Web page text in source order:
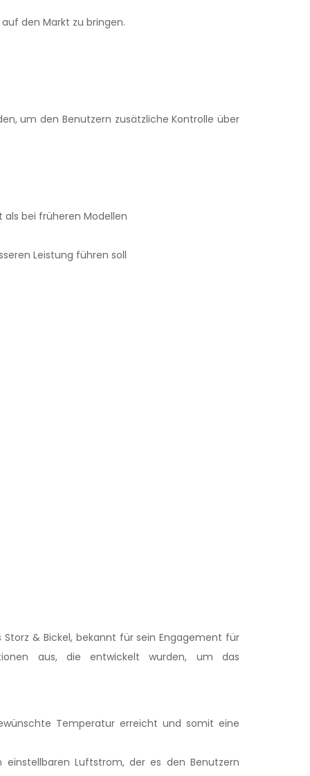
den Markt zu bringen.
um den Benutzern zusätzliche Kontrolle über
bei früheren Modellen
Leistung führen soll
& Bickel, bekannt für sein Engagement für
aus, die entwickelt wurden, um das
Temperatur erreicht und somit eine
Luftstrom, der es den Benutzern